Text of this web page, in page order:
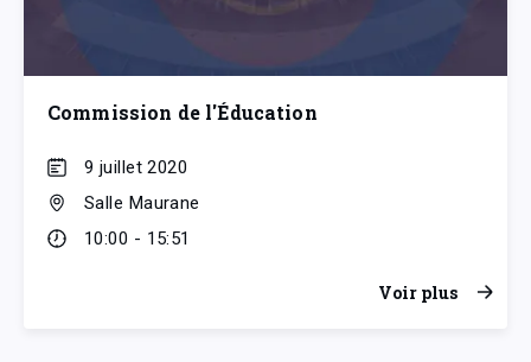
Commission de l'Éducation
9 juillet 2020
Salle Maurane
10:00 - 15:51
Voir plus